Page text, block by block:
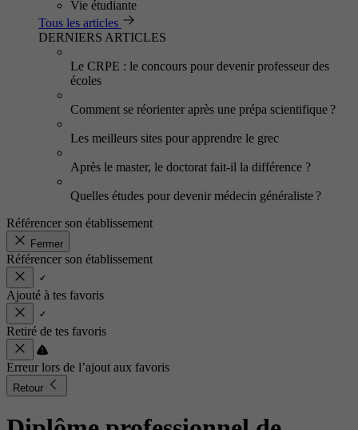
Vie étudiante
Tous les articles
DERNIERS ARTICLES
Le CRPE : le concours pour devenir professeur des
écoles
Comment se réorienter après une prépa scientifique ?
Les meilleurs sites pour apprendre le grec
Après le master, le doctorat fait-il la différence ?
Quelles études pour devenir médecin généraliste ?
Référencer son établissement
Fermer
Référencer son établissement
Ajouté à tes favoris
Retiré de tes favoris
Erreur lors de l’ajout aux favoris
Retour